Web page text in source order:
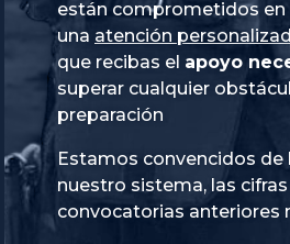
están comprometidos
una atención
que recibas el apoyo
superar cualquier
preparación
Estamos convencidos de
nuestro sistema, las
convocatorias anteriores